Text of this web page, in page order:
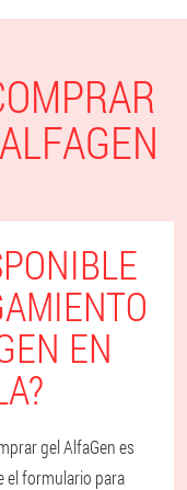
EN
gel AlfaGen es
el formulario para